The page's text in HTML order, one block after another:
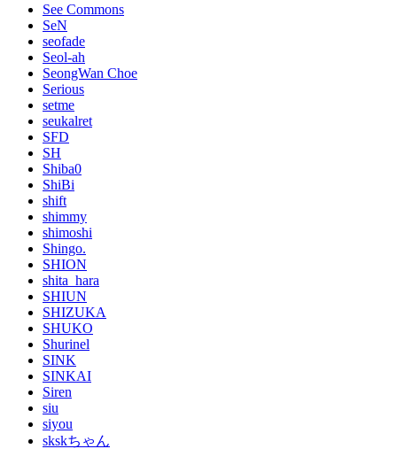
See Commons
SeN
seofade
Seol-ah
SeongWan Choe
Serious
setme
seukalret
SFD
SH
Shiba0
ShiBi
shift
shimmy
shimoshi
Shingo.
SHION
shita_hara
SHIUN
SHIZUKA
SHUKO
Shurinel
SINK
SINKAI
Siren
siu
siyou
skskちゃん